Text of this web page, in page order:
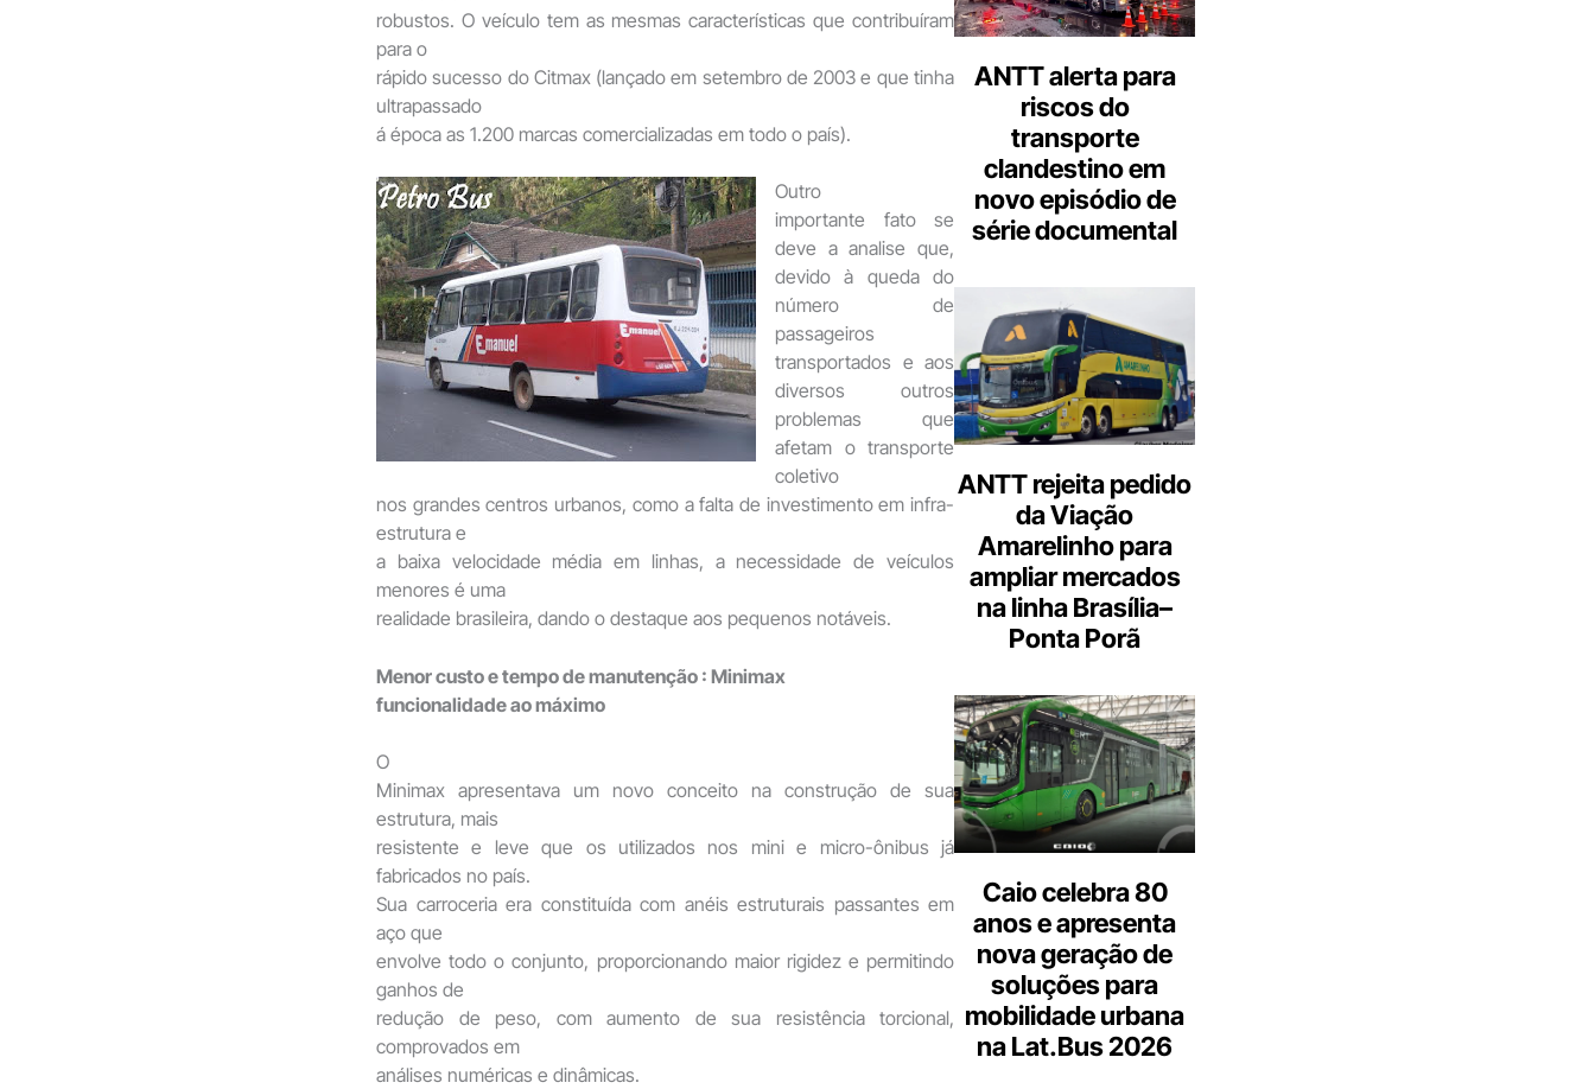
robustos. O veículo tem as mesmas características que contribuíram
para o
rápido sucesso do Citmax (lançado em setembro de 2003 e que tinha
ultrapassado
á época as 1.200 marcas comercializadas em todo o país).
Outro
importante fato se
deve a analise que,
devido à queda do
número de
passageiros
transportados e aos
diversos outros
problemas que
afetam o transporte
coletivo
nos grandes centros urbanos, como a falta de investimento em infra-
estrutura e
a baixa velocidade média em linhas, a necessidade de veículos
menores é uma
realidade brasileira, dando o destaque aos pequenos notáveis.
Menor custo e tempo de manutenção : Minimax
funcionalidade ao máximo
O
Minimax apresentava um novo conceito na construção de sua
estrutura, mais
resistente e leve que os utilizados nos mini e micro-ônibus já
fabricados no país.
Sua carroceria era constituída com anéis estruturais passantes em
aço que
envolve todo o conjunto, proporcionando maior rigidez e permitindo
ganhos de
redução de peso, com aumento de sua resistência torcional,
comprovados em
análises numéricas e dinâmicas.
ANTT alerta para
riscos do
transporte
clandestino em
novo episódio de
série documental
ANTT rejeita pedido
da Viação
Amarelinho para
ampliar mercados
na linha Brasília–
Ponta Porã
Caio celebra 80
anos e apresenta
nova geração de
soluções para
mobilidade urbana
na Lat.Bus 2026